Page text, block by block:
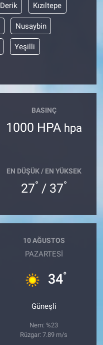
Derik Kızıltepe
Nusaybin
Yeşilli
BASINÇ
1000 HPA hpa
EN DÜŞÜK / EN YÜKSEK
27° / 37°
10 AĞUSTOS
PAZARTESI
34°
Güneşli
Nem: %23
Rüzgar: 7.89 m/s